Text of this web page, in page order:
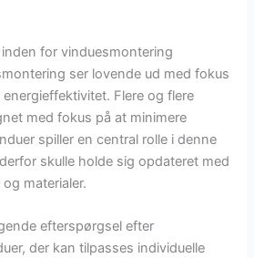
for vinduesmontering
ser lovende ud med fokus
Flere og flere
med fokus på at minimere
spiller en central rolle i denne
skulle holde sig opdateret med
materialer.
efterspørgsel efter
der kan tilpasses individuelle